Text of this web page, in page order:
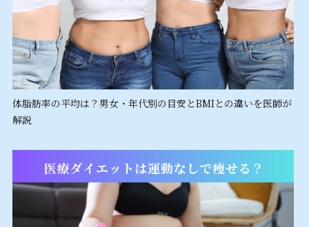
体脂肪率の平均は？男女・年代別の目安とBMIとの違いを医師が
解説